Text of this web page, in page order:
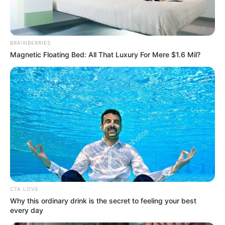
Tenemos todas las noticias que le
interesan. Para estar bien informado, por
favor, active las notificaciones de Alerta.
ACTIVAR AHORA
TEMAS DESTACADOS
EMERGENCIAS POR LLUVIAS
METRO DE MEDELLÍN
ELECCIONES PRESIDENCIALES
MARINILLA - ANTIOQUIA
EPM
YONDÓ - ANTIOQUIA
RIONEGRO
BRAINBERRIES
Magnetic Floating Bed: All That Luxury For Mere $1.6 Mil?
CTA LOVE
Why this ordinary drink is the secret to feeling your best
every day